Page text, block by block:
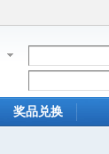
奖品兑换